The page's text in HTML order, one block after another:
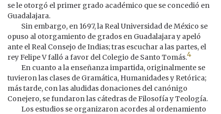
se le otorgó el primer grado académico que se concedió en
Guadalajara.
Sin embargo, en 1697, la Real Universidad de México se
opuso al otorgamiento de grados en Guadalajara y apeló
ante el Real Consejo de Indias; tras escuchar a las partes, el
rey Felipe V falló a favor del Colegio de Santo Tomás.4
En cuanto a la enseñanza impartida, originalmente se
tuvieron las clases de Gramática, Humanidades y Retórica;
más tarde, con las aludidas donaciones del canónigo
Conejero, se fundaron las cátedras de Filosofía y Teología.
Los estudios se organizaron acordes al ordenamiento